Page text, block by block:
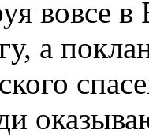
вовсе
а